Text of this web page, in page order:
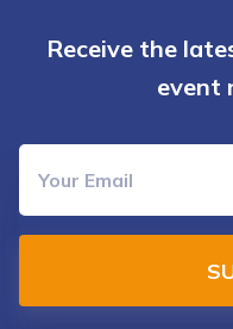
Receive the
event